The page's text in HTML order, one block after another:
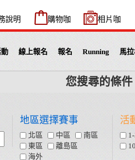
說明 購物咖 相片咖
線上報名 報名 Running 馬
您搜尋的條件
地區選擇賽事
北區 中區
南區
東區
離島區
海外
活